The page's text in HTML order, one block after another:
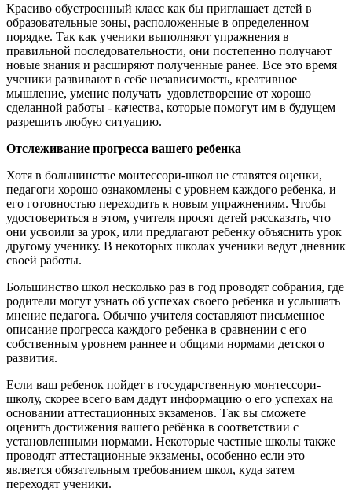
Красиво обустроенный класс как бы приглашает детей в
образовательные зоны, расположенные в определенном
порядке. Так как ученики выполняют упражнения в
правильной последовательности, они постепенно получают
новые знания и расширяют полученные ранее. Все это время
ученики развивают в себе независимость, креативное
мышление, умение получать удовлетворение от хорошо
сделанной работы - качества, которые помогут им в будущем
разрешить любую ситуацию.
Отслеживание прогресса вашего ребенка
Хотя в большинстве монтессори-школ не ставятся оценки,
педагоги хорошо ознакомлены с уровнем каждого ребенка, и
его готовностью переходить к новым упражнениям. Чтобы
удостовериться в этом, учителя просят детей рассказать, что
они усвоили за урок, или предлагают ребенку объяснить урок
другому ученику. В некоторых школах ученики ведут дневник
своей работы.
Большинство школ несколько раз в год проводят собрания, где
родители могут узнать об успехах своего ребенка и услышать
мнение педагога. Обычно учителя составляют письменное
описание прогресса каждого ребенка в сравнении с его
собственным уровнем раннее и общими нормами детского
развития.
Если ваш ребенок пойдет в государственную монтессори-
школу, скорее всего вам дадут информацию о его успехах на
основании аттестационных экзаменов. Так вы сможете
оценить достижения вашего ребёнка в соответствии с
установленными нормами. Некоторые частные школы также
проводят аттестационные экзамены, особенно если это
является обязательным требованием школ, куда затем
переходят ученики.